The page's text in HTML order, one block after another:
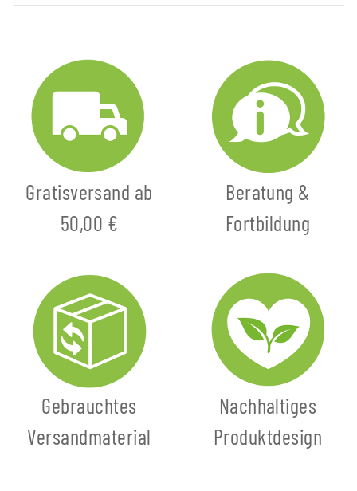
Gratisversand ab
50,00 €
Beratung &
Fortbildung
Gebrauchtes
Versandmaterial
Nachhaltiges
Produktdesign